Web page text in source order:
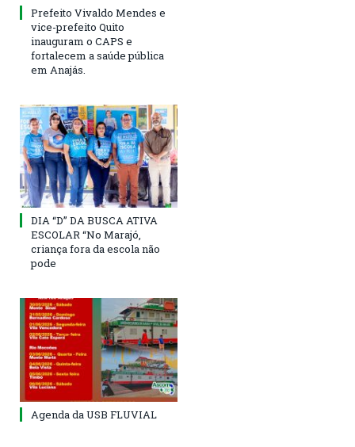
Prefeito Vivaldo Mendes e
vice-prefeito Quito
inauguram o CAPS e
fortalecem a saúde pública
em Anajás.
DIA “D” DA BUSCA ATIVA
ESCOLAR “No Marajó,
criança fora da escola não
pode
Agenda da USB FLUVIAL